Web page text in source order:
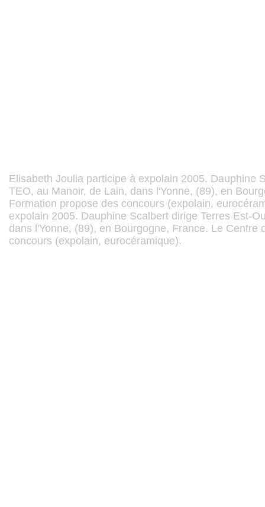
Elisabeth Joulia participe à expolain 2005. Dauphine
TEO, au Manoir, de Lain, dans l'Yonne, (89), en
Formation propose des concours (expolain,
expolain 2005. Dauphine Scalbert dirige Terres Est-
dans l'Yonne, (89), en Bourgogne, France. Le Centre
concours (expolain, eurocéramique).